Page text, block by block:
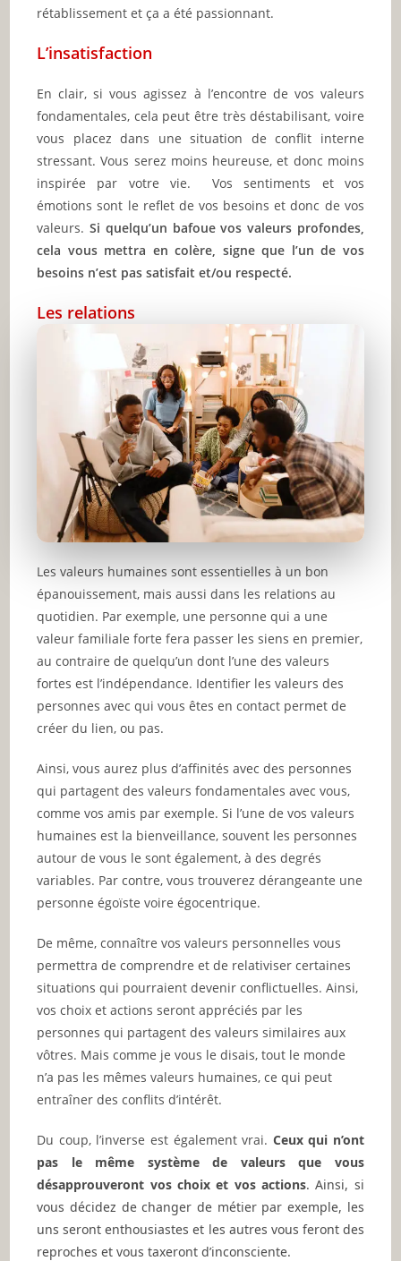
rétablissement et ça a été passionnant.
L’insatisfaction
En clair, si vous agissez à l’encontre de vos valeurs
fondamentales, cela peut être très déstabilisant, voire
vous placez dans une situation de conflit interne
stressant. Vous serez moins heureuse, et donc moins
inspirée par votre vie. Vos sentiments et vos
émotions sont le reflet de vos besoins et donc de vos
valeurs. Si quelqu’un bafoue vos valeurs profondes,
cela vous mettra en colère, signe que l’un de vos
besoins n’est pas satisfait et/ou respecté.
Les relations
Les valeurs humaines sont essentielles à un bon
épanouissement, mais aussi dans les relations au
quotidien. Par exemple, une personne qui a une
valeur familiale forte fera passer les siens en premier,
au contraire de quelqu’un dont l’une des valeurs
fortes est l’indépendance. Identifier les valeurs des
personnes avec qui vous êtes en contact permet de
créer du lien, ou pas.
Ainsi, vous aurez plus d’affinités avec des personnes
qui partagent des valeurs fondamentales avec vous,
comme vos amis par exemple. Si l’une de vos valeurs
humaines est la bienveillance, souvent les personnes
autour de vous le sont également, à des degrés
variables. Par contre, vous trouverez dérangeante une
personne égoïste voire égocentrique.
De même, connaître vos valeurs personnelles vous
permettra de comprendre et de relativiser certaines
situations qui pourraient devenir conflictuelles. Ainsi,
vos choix et actions seront appréciés par les
personnes qui partagent des valeurs similaires aux
vôtres. Mais comme je vous le disais, tout le monde
n’a pas les mêmes valeurs humaines, ce qui peut
entraîner des conflits d’intérêt.
Du coup, l’inverse est également vrai. Ceux qui n’ont
pas le même système de valeurs que vous
désapprouveront vos choix et vos actions. Ainsi, si
vous décidez de changer de métier par exemple, les
uns seront enthousiastes et les autres vous feront des
reproches et vous taxeront d’inconsciente.